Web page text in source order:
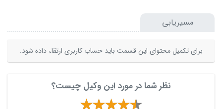
مسیریابی
برای تکمیل محتوای این قسمت باید حساب کاربری ارتقاء داده شود.
نظر شما در مورد این وکیل چیست؟